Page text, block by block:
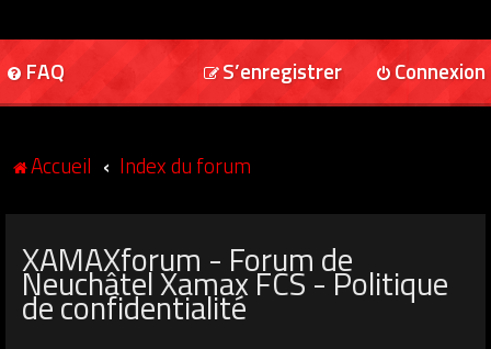
FAQ Connexion
S’enregistrer
Accueil Index du forum
XAMAXforum - Forum de
Neuchâtel Xamax FCS - Politique
de confidentialité